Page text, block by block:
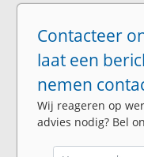
Contacteer
laat een
nemen
Wij reageren op
advies nodig? Bel